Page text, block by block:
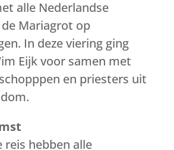
alle Nederlandse
Mariagrot op
In deze viering ging
Eijk voor samen met
en priesters uit
reis hebben alle